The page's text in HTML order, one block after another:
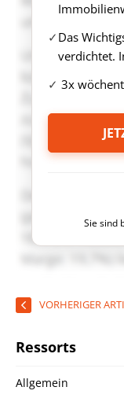
Das
verdichtet.
3x
Sie sind
VORHERIGER
Ressorts
Allgemein